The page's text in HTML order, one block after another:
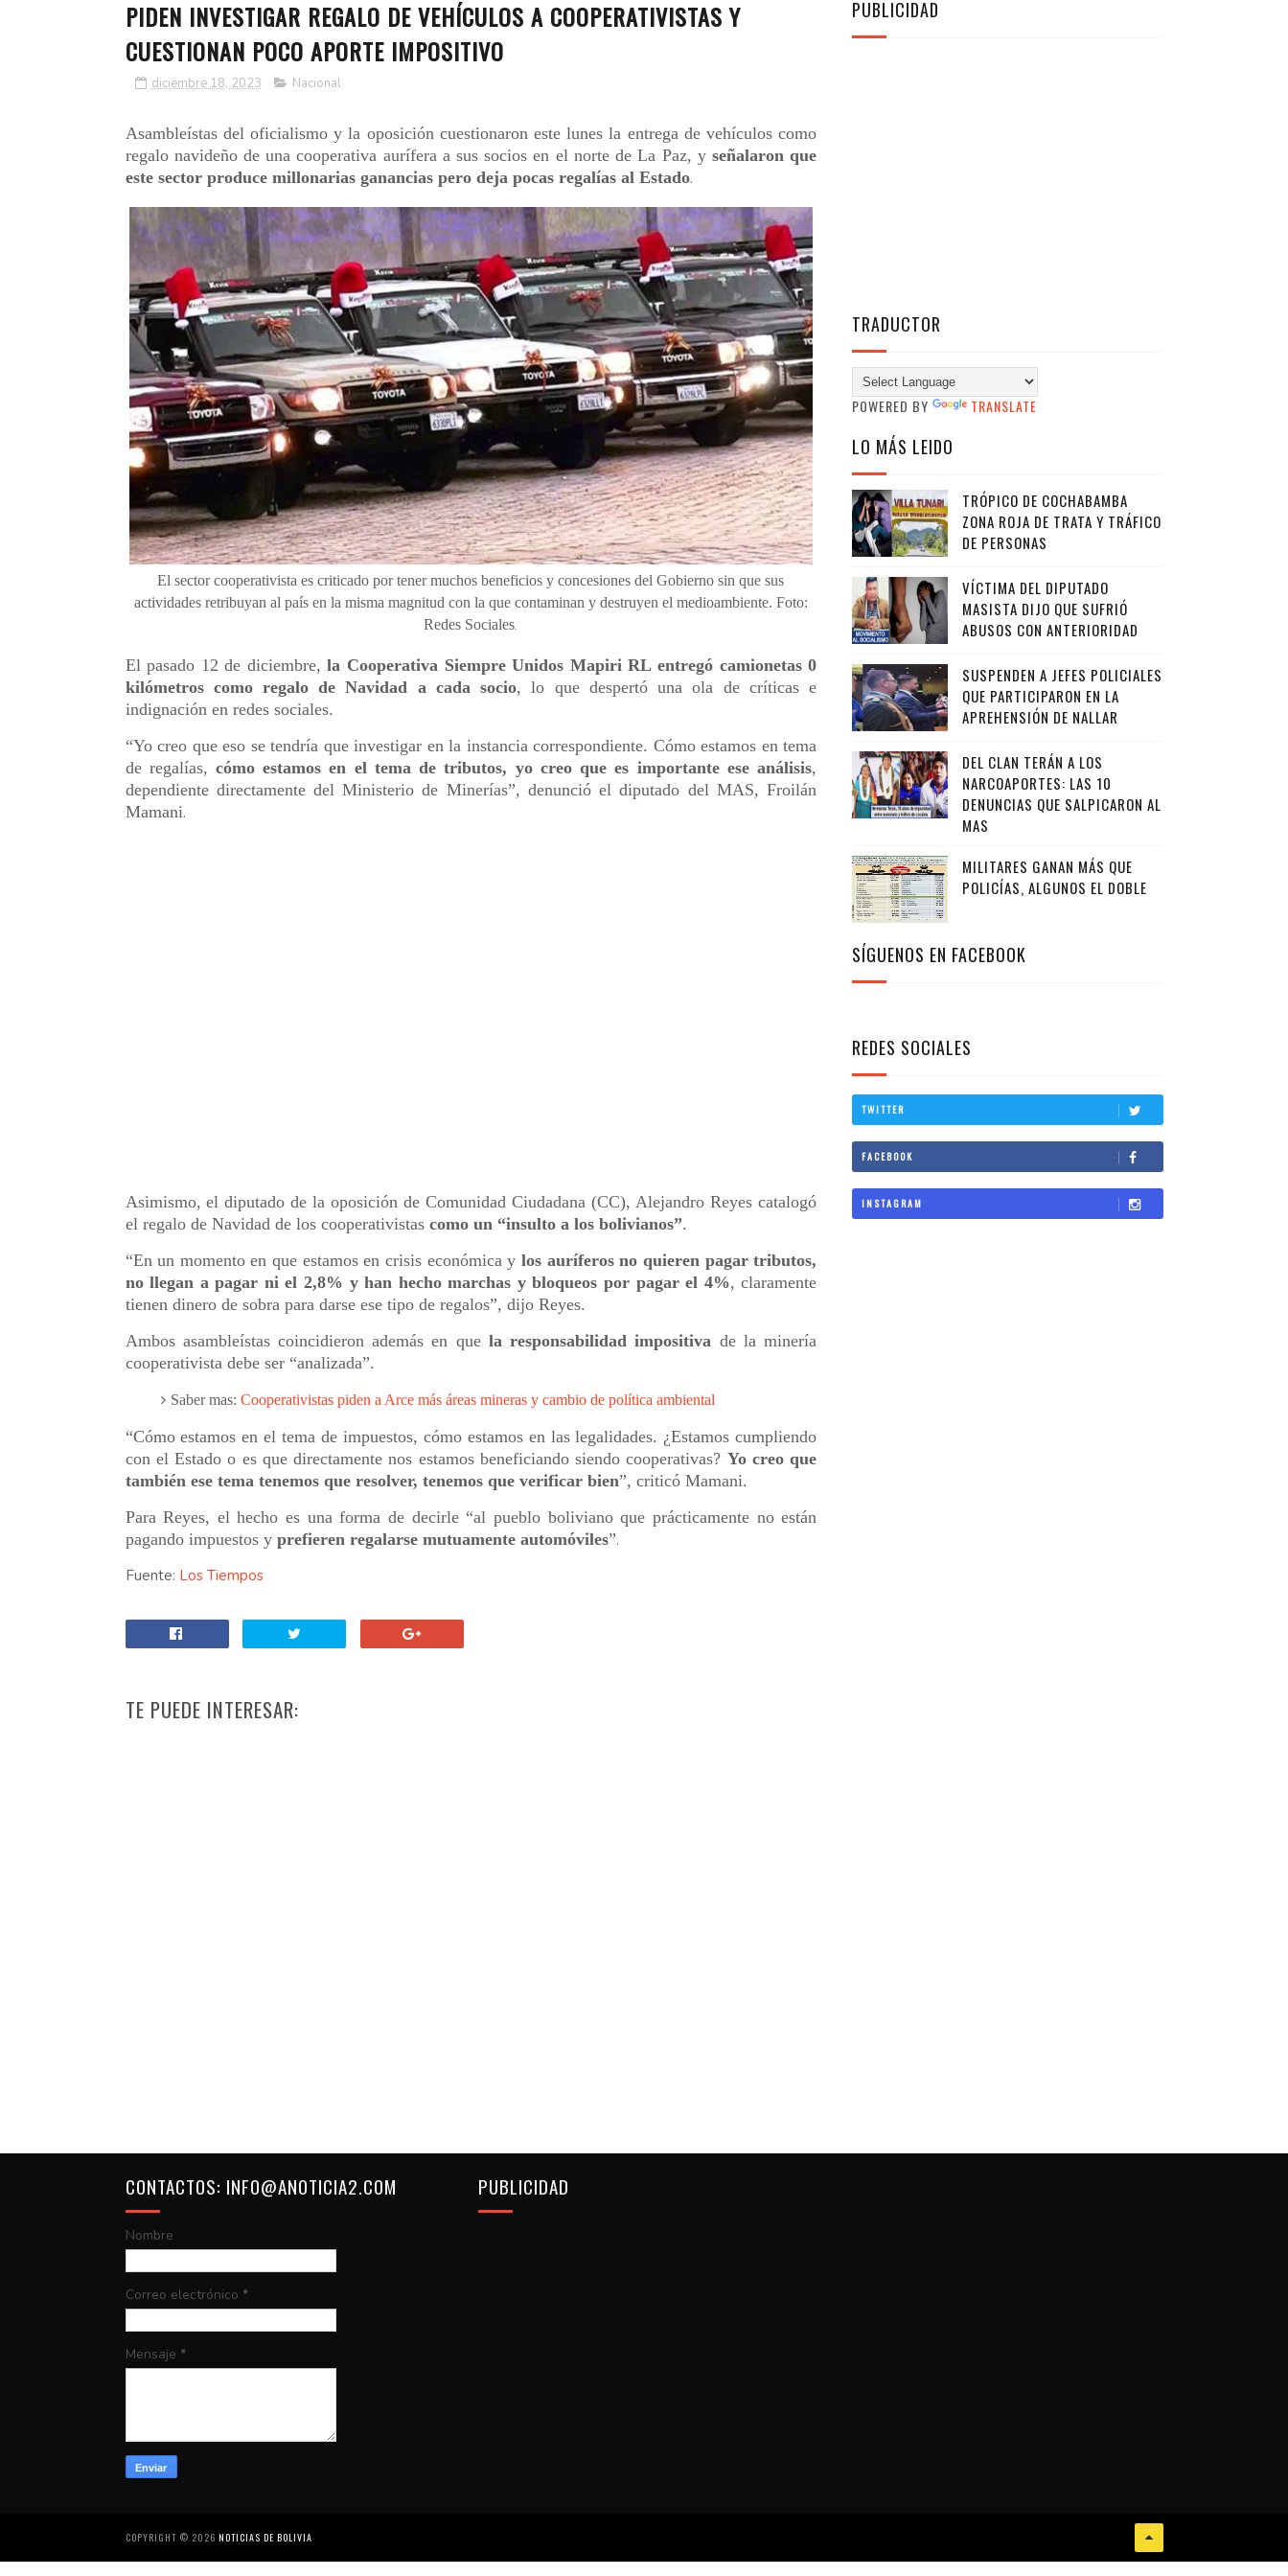
PIDEN INVESTIGAR REGALO DE VEHÍCULOS A COOPERATIVISTAS Y
CUESTIONAN POCO APORTE IMPOSITIVO
diciembre 18, 2023 Nacional
Asambleístas del oficialismo y la oposición cuestionaron este lunes la entrega de vehículos como
regalo navideño de una cooperativa aurífera a sus socios en el norte de La Paz, y señalaron que
este sector produce millonarias ganancias pero deja pocas regalías al Estado.
El sector cooperativista es criticado por tener muchos beneficios y concesiones del Gobierno sin que sus
actividades retribuyan al país en la misma magnitud con la que contaminan y destruyen el medioambiente. Foto:
Redes Sociales.
El pasado 12 de diciembre,la Cooperativa Siempre Unidos Mapiri RL entregó camionetas 0
kilómetros como regalo de Navidad a cada socio, lo que despertó una ola de críticas e
indignación en redes sociales.
“Yo creo que eso se tendría que investigar en la instancia correspondiente. Cómo estamos en tema
de regalías, cómo estamos en el tema de tributos, yo creo que es importante ese análisis,
dependiente directamente del Ministerio de Minerías”, denunció el diputado del MAS, Froilán
Mamani.
Asimismo, el diputado de la oposición de Comunidad Ciudadana (CC), Alejandro Reyes catalogó
el regalo de Navidad de los cooperativistas como un “insulto a los bolivianos”.
“En un momento en que estamos en crisis económica y los auríferos no quieren pagar tributos,
no llegan a pagar ni el 2,8% y han hecho marchas y bloqueos por pagar el 4%, claramente
tienen dinero de sobra para darse ese tipo de regalos”, dijo Reyes.
Ambos asambleístas coincidieron además en que la responsabilidad impositiva de la minería
cooperativista debe ser “analizada”.
Saber mas: Cooperativistas piden a Arce más áreas mineras y cambio de política ambiental
“Cómo estamos en el tema de impuestos, cómo estamos en las legalidades. ¿Estamos cumpliendo
con el Estado o es que directamente nos estamos beneficiando siendo cooperativas? Yo creo que
también ese tema tenemos que resolver, tenemos que verificar bien”, criticó Mamani.
Para Reyes, el hecho es una forma de decirle “al pueblo boliviano que prácticamente no están
pagando impuestos y prefieren regalarse mutuamente automóviles”.
Fuente: Los Tiempos
TE PUEDE INTERESAR:
PUBLICIDAD
TRADUCTOR
POWERED BY TRANSLATE
LO MÁS LEIDO
TRÓPICO DE COCHABAMBA
ZONA ROJA DE TRATA Y TRÁFICO
DE PERSONAS
VÍCTIMA DEL DIPUTADO
MASISTA DIJO QUE SUFRIÓ
ABUSOS CON ANTERIORIDAD
SUSPENDEN A JEFES POLICIALES
QUE PARTICIPARON EN LA
APREHENSIÓN DE NALLAR
DEL CLAN TERÁN A LOS
NARCOAPORTES: LAS 10
DENUNCIAS QUE SALPICARON AL
MAS
MILITARES GANAN MÁS QUE
POLICÍAS, ALGUNOS EL DOBLE
SÍGUENOS EN FACEBOOK
REDES SOCIALES
TWITTER
FACEBOOK
INSTAGRAM
CONTACTOS: INFO@ANOTICIA2.COM
Nombre
Correo electrónico *
Mensaje *
PUBLICIDAD
COPYRIGHT © 2026 NOTICIAS DE BOLIVIA